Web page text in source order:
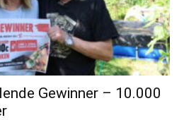
Gewinner – 10.000